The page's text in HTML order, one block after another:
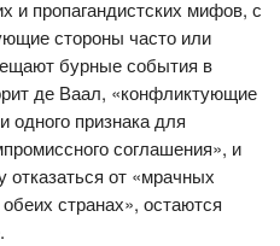
и пропагандистских мифов, с
стороны часто или
бурные события в
де Ваал, «конфликтующие
одного признака для
соглашения», и
отказаться от «мрачных
странах», остаются